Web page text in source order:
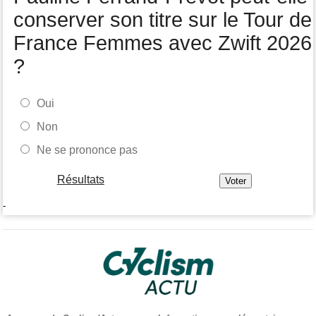
conserver son titre sur le Tour de
France Femmes avec Zwift 2026
?
Oui
Non
Ne se prononce pas
Résultats
-